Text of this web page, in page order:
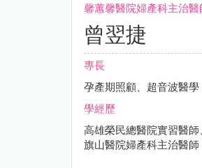
馨蕙馨醫院婦產科主治醫
曾翌捷
專長
孕產期照顧、超音波醫學
學經歷
高雄榮民總醫院實習醫
旗山醫院婦產科主治醫師